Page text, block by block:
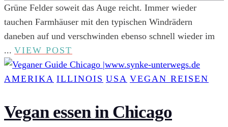
Grüne Felder soweit das Auge reicht. Immer wieder
tauchen Farmhäuser mit den typischen Windrädern
daneben auf und verschwinden ebenso schnell wieder im
... VIEW POST
ILLINOIS
–
TISCH
IM
AMERIKA ILLINOIS USA VEGAN REISEN
Vegan essen in Chicago